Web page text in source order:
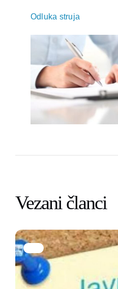
Odluka struja
Vezani članci